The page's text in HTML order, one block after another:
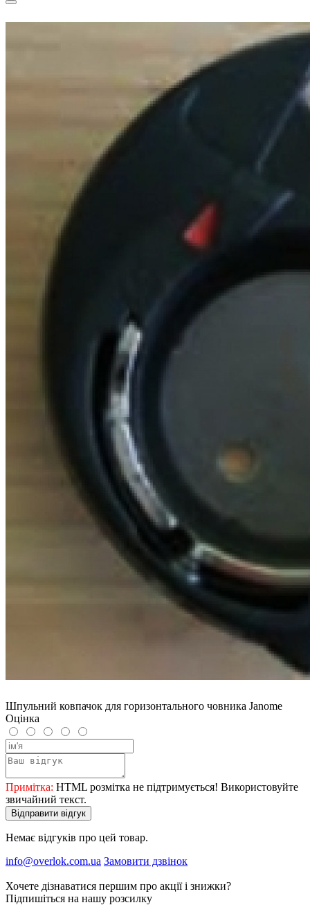
Шпульний ковпачок для горизонтального човника Janome
Оцінка
Примітка: HTML розмітка не підтримується! Використовуйте
звичайний текст.
Відправити відгук
Немає відгуків про цей товар.
info@overlok.com.ua Замовити дзвінок
Хочете дізнаватися першим про акції і знижки?
Підпишіться на нашу розсилку